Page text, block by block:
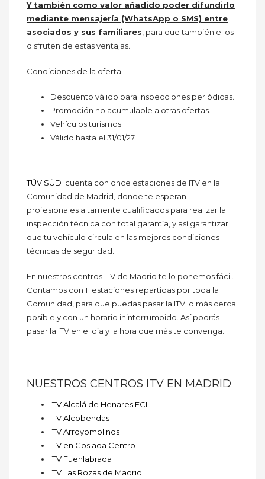
Y también como valor añadido poder difundirlo
mediante mensajería (WhatsApp o SMS) entre
asociados y sus familiares , para que también ellos
disfruten de estas ventajas.
Condiciones de la oferta:
Descuento válido para inspecciones periódicas.
Promoción no acumulable a otras ofertas.
Vehículos turismos.
Válido hasta el 31/01/27
TÜV SÜD cuenta con once estaciones de ITV en la
Comunidad de Madrid, donde te esperan
profesionales altamente cualificados para realizar la
inspección técnica con total garantía, y así garantizar
que tu vehículo circula en las mejores condiciones
técnicas de seguridad.
En nuestros centros ITV de Madrid te lo ponemos fácil.
Contamos con 11 estaciones repartidas por toda la
Comunidad, para que puedas pasar la ITV lo más cerca
posible y con un horario ininterrumpido. Así podrás
pasar la ITV en el día y la hora que más te convenga.
NUESTROS CENTROS ITV EN MADRID
ITV Alcalá de Henares ECI
ITV Alcobendas
ITV Arroyomolinos
ITV en Coslada Centro
ITV Fuenlabrada
ITV Las Rozas de Madrid